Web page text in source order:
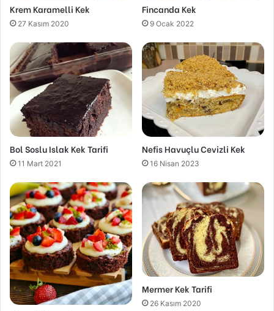
Krem Karamelli Kek
27 Kasım 2020
Fincanda Kek
9 Ocak 2022
Bol Soslu Islak Kek Tarifi
11 Mart 2021
Nefis Havuçlu Cevizli Kek
16 Nisan 2023
Mermer Kek Tarifi
26 Kasım 2020